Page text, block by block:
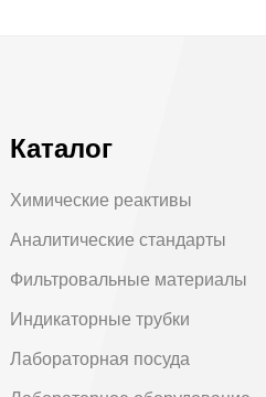
Каталог
Химические реактивы
Аналитические стандарты
Фильтровальные материалы
Индикаторные трубки
Лабораторная посуда